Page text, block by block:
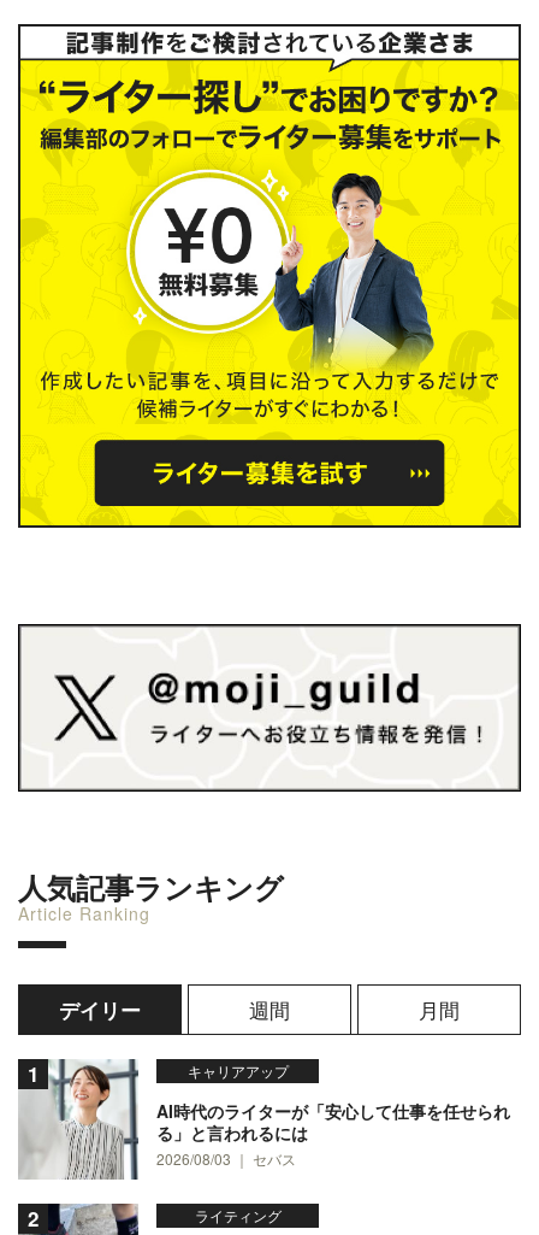
人気記事ランキング
Article Ranking
デイリー 週間 月間
キャリアアップ
AI時代のライターが「安心して仕事を任せられ
る」と言われるには
2026/08/03 ｜ セバス
ライティング